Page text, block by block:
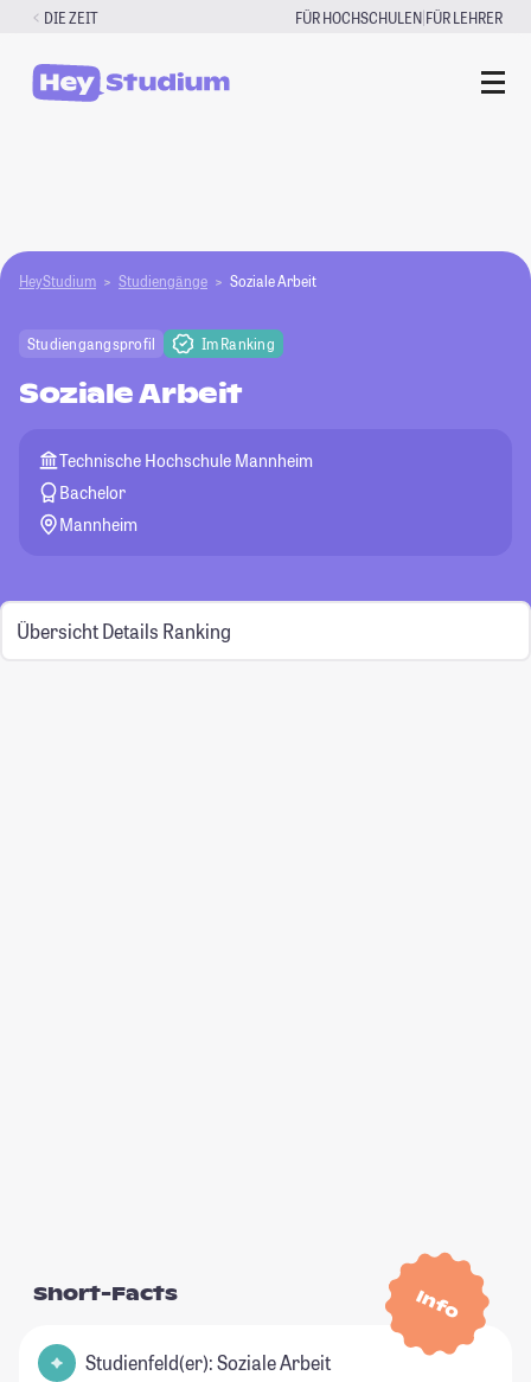
Zum
springen
DIE ZEIT FÜR HOCHSCHULEN|FÜR LEHRER
HeyStudium Studiengänge Soziale Arbeit
Studiengangsprofil Im Ranking
Soziale Arbeit
Technische Hochschule Mannheim
Bachelor
Mannheim
Übersicht Details Ranking
Info
Short-Facts
Studienfeld(er): Soziale Arbeit